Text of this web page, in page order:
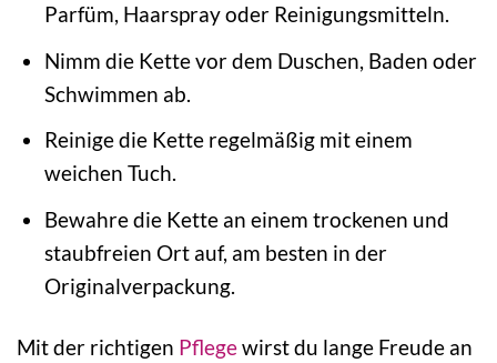
Parfüm, Haarspray oder Reinigungsmitteln.
Nimm die Kette vor dem Duschen, Baden oder
Schwimmen ab.
Reinige die Kette regelmäßig mit einem
weichen Tuch.
Bewahre die Kette an einem trockenen und
staubfreien Ort auf, am besten in der
Originalverpackung.
Mit der richtigen Pflegewirst du lange Freude an